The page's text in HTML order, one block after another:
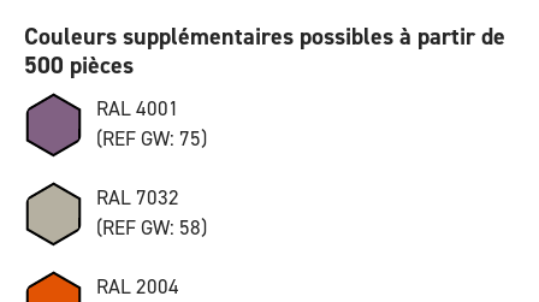
Couleurs supplémentaires possibles à partir de
500 pièces
RAL 4001
(REF GW: 75)
RAL 7032
(REF GW: 58)
RAL 2004